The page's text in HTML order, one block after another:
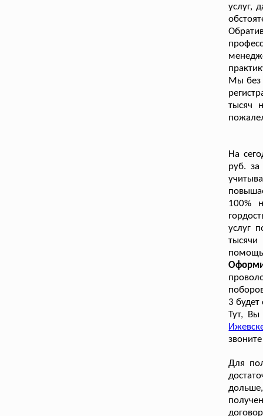
услуг,
Мы без
тысяч
На
руб.
100%
услуг
3
Тут,
Для